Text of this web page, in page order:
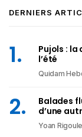
DERNIERS
Pujols :
l’été
Quidam
Balades
d’une
Yoan